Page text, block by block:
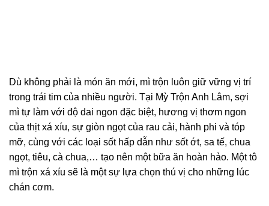
Dù không phải là món ăn mới, mì trộn luôn giữ vững vị trí
trong trái tim của nhiều người. Tại Mỳ Trộn Anh Lâm, sợi
mì tự làm với độ dai ngon đặc biệt, hương vị thơm ngon
của thịt xá xíu, sự giòn ngọt của rau cải, hành phi và tóp
mỡ, cùng với các loại sốt hấp dẫn như sốt ớt, sa tế, chua
ngọt, tiêu, cà chua,… tạo nên một bữa ăn hoàn hảo. Một tô
mì trộn xá xíu sẽ là một sự lựa chọn thú vị cho những lúc
chán cơm.